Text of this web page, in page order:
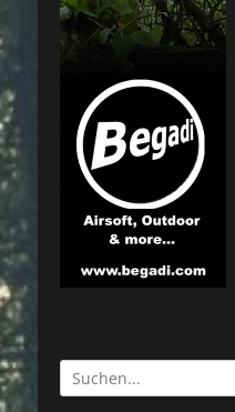
Suche
nach: